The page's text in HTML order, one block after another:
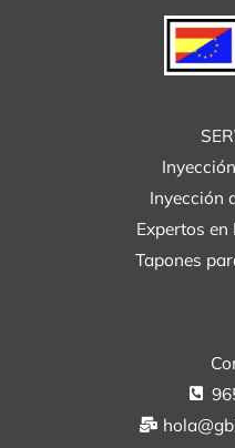
Inyección
Expertos
Tapones